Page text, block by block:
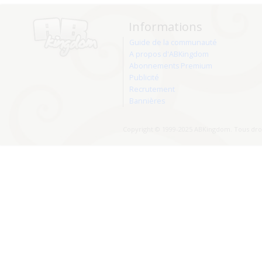
Informations
Guide de la communauté
A propos d'ABKingdom
Abonnements Premium
Publicité
Recrutement
Bannières